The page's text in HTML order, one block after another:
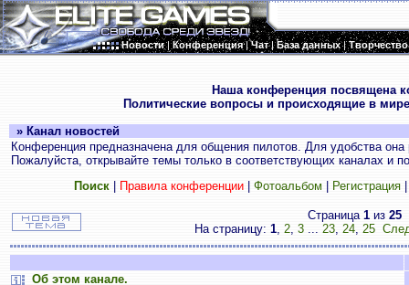
Новости|Конференция|Чат|База данных|Творчество
Наша конференция посвящена
Политические вопросы и происходящие в
» Канал новостей
Конференция предназначена для общения пилотов. Для удобства
Пожалуйста, открывайте темы только в соответствующих каналах и
Поиск| Правила конференции| Фотоальбом Регистрация
Страница 1из 25
На страницу: 1, 2, 3 ... 23, 24, 25
Об этом канале.